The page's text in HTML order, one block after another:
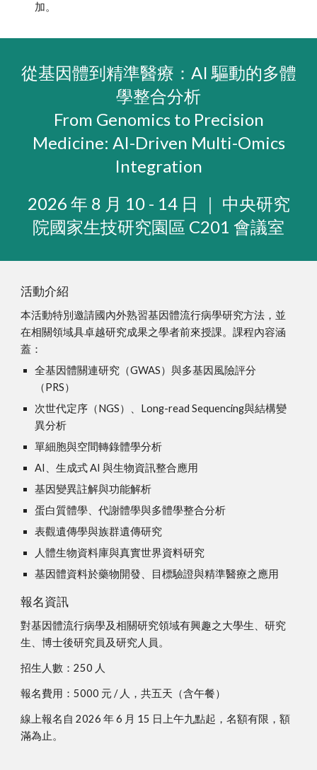
加。
從基因體到精準醫療：AI 驅動的多體
學整合分析
From Genomics to Precision
Medicine: AI-Driven Multi-Omics
Integration
2026 年 8 月 10 - 14 日 ｜ 中央研究
院國家生技研究園區 C201 會議室
活動介紹
本活動特別邀請國內外熟習基因體流行病學研究方法，並
在相關領域具卓越研究成果之學者前來授課。課程內容涵
蓋：
全基因體關連研究（GWAS）與多基因風險評分
（PRS）
次世代定序（NGS）、Long-read Sequencing與結構變
異分析
單細胞與空間轉錄體學分析
AI、生成式 AI 與生物資訊整合應用
基因變異註解與功能解析
蛋白質體學、代謝體學與多體學整合分析
表觀遺傳學與族群遺傳研究
人體生物資料庫與真實世界資料研究
基因體資料於藥物開發、目標驗證與精準醫療之應用
報名資訊
對基因體流行病學及相關研究領域有興趣之大學生、研究
生、博士後研究員及研究人員。
招生人數：250 人
報名費用：5000 元 / 人，共五天（含午餐）
線上報名自 2026 年 6 月 15 日上午九點起，名額有限，額
滿為止。